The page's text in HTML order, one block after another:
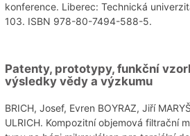
konference. Liberec: Technická
103. ISBN 978-80-7494-588-5.
Patenty, prototypy, funkční
výsledky vědy a výzkumu
BRICH, Josef, Evren BOYRAZ, Jiří
ULRICH. Kompozitní objemová filtrační